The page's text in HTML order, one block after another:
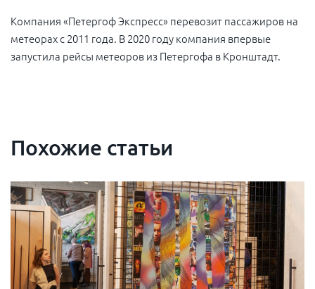
Компания «Петергоф Экспресс» перевозит пассажиров на
метеорах с 2011 года. В 2020 году компания впервые
запустила рейсы метеоров из Петергофа в Кронштадт.
Похожие статьи